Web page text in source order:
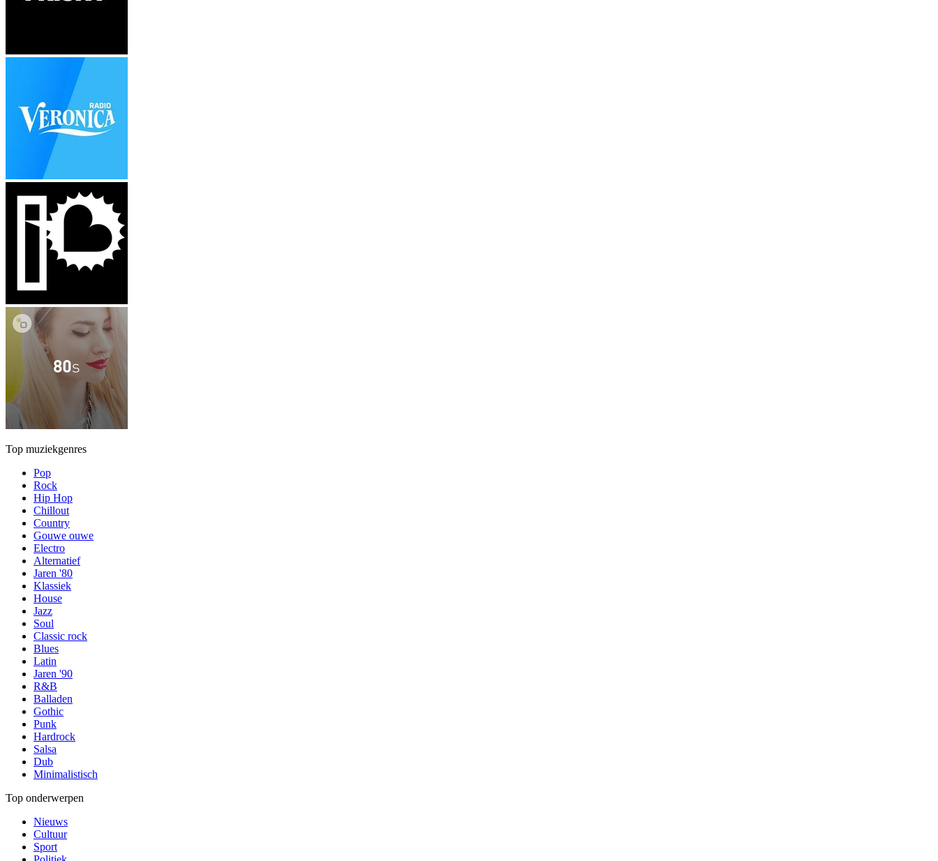
Top muziekgenres
Pop
Rock
Hip Hop
Chillout
Country
Gouwe ouwe
Electro
Alternatief
Jaren '80
Klassiek
House
Jazz
Soul
Classic rock
Blues
Latin
Jaren '90
R&B
Balladen
Gothic
Punk
Hardrock
Salsa
Dub
Minimalistisch
Top onderwerpen
Nieuws
Cultuur
Sport